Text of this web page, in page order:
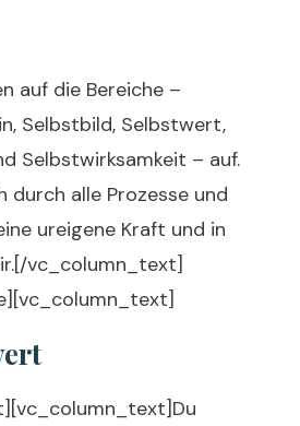
auf die Bereiche –
Selbstbild, Selbstwert,
Selbstwirksamkeit – auf.
durch alle Prozesse und
ureigene Kraft und in
vc_column_text]